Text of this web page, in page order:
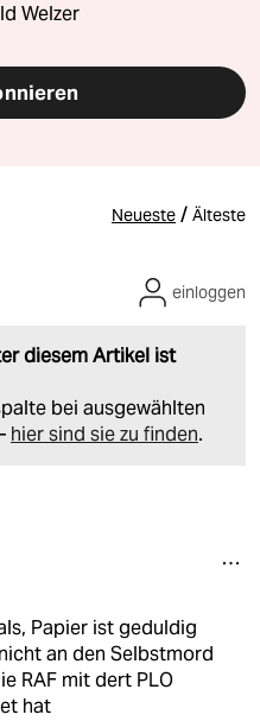
Welzer
Neueste / Älteste
diesem Artikel ist
bei ausgewählten
hier sind sie zu finden.
einloggen
Papier ist geduldig
an den Selbstmord
RAF mit dert PLO
hat